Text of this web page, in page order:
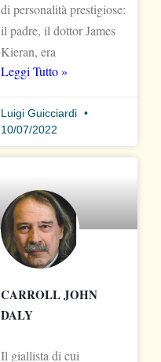
di personalità prestigiose:
il padre, il dottor James
Kieran, era
Leggi Tutto »
Luigi Guicciardi
10/07/2022
CARROLL JOHN
DALY
Il giallista di cui